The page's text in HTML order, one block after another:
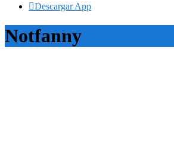
Descargar App
Notfanny